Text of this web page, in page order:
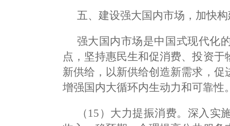
五、建设强大国内市场，加快
强大国内市场是中国式现代化
点，坚持惠民生和促消费、投资
新供给，以新供给创造新需求，
增强国内大循环内生动力和可靠性
（15）大力提振消费。深入